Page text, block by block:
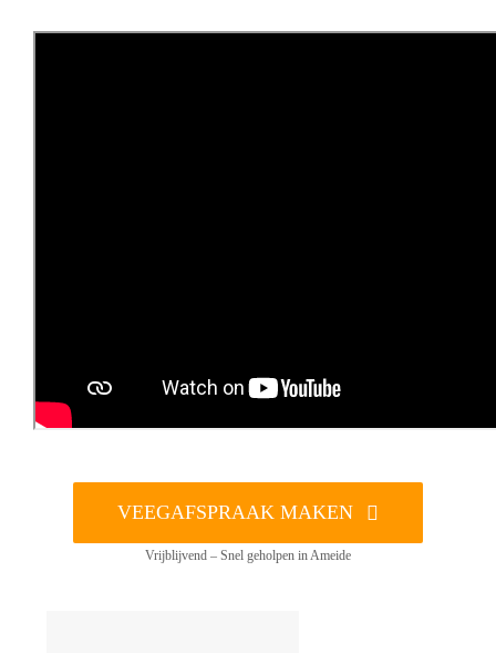
VEEGAFSPRAAK MAKEN
Vrijblijvend – Snel geholpen in Ameide